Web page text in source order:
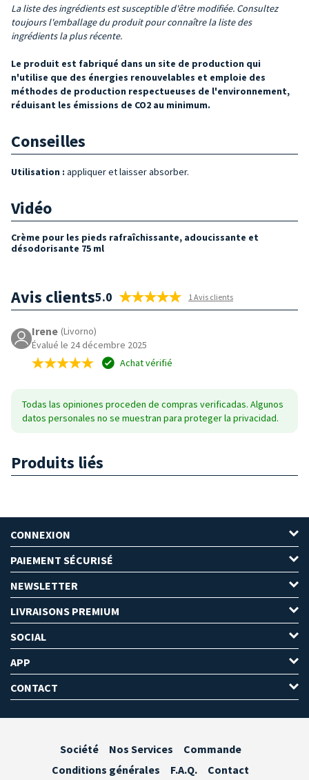
La liste des ingrédients est susceptible d'être modifiée. Consultez
toujours l'emballage du produit pour connaître la liste des
ingrédients la plus récente.
Le produit est fabriqué dans un site de production qui
n'utilise que des énergies renouvelables et emploie des
méthodes de production respectueuses de l'environnement,
réduisant les émissions de CO2 au minimum.
Conseilles
Utilisation : appliquer et laisser absorber.
Vidéo
Crème pour les pieds rafraîchissante, adoucissante et
désodorisante 75 ml
Avis clients5.0 1 Avis clients
Irene (Livorno)
Évalué le 24 décembre 2025
Achat vérifié
Todas las opiniones proceden de compras verificadas. Algunos
datos personales no se muestran para proteger la privacidad.
Produits liés
CONNEXION
PAIEMENT SÉCURISÉ
NEWSLETTER
LIVRAISONS PREMIUM
SOCIAL
APP
CONTACT
Société Nos Services
Commande
Conditions générales
F.A.Q. Contact